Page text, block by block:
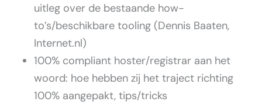
uitleg over de bestaande how-
to’s/beschikbare tooling (Dennis Baaten,
Internet.nl)
100% compliant hoster/registrar aan het
woord: hoe hebben zij het traject richting
100% aangepakt, tips/tricks